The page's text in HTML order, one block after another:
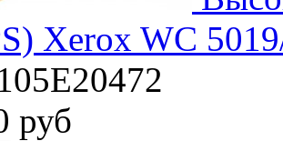
Xerox WC
руб